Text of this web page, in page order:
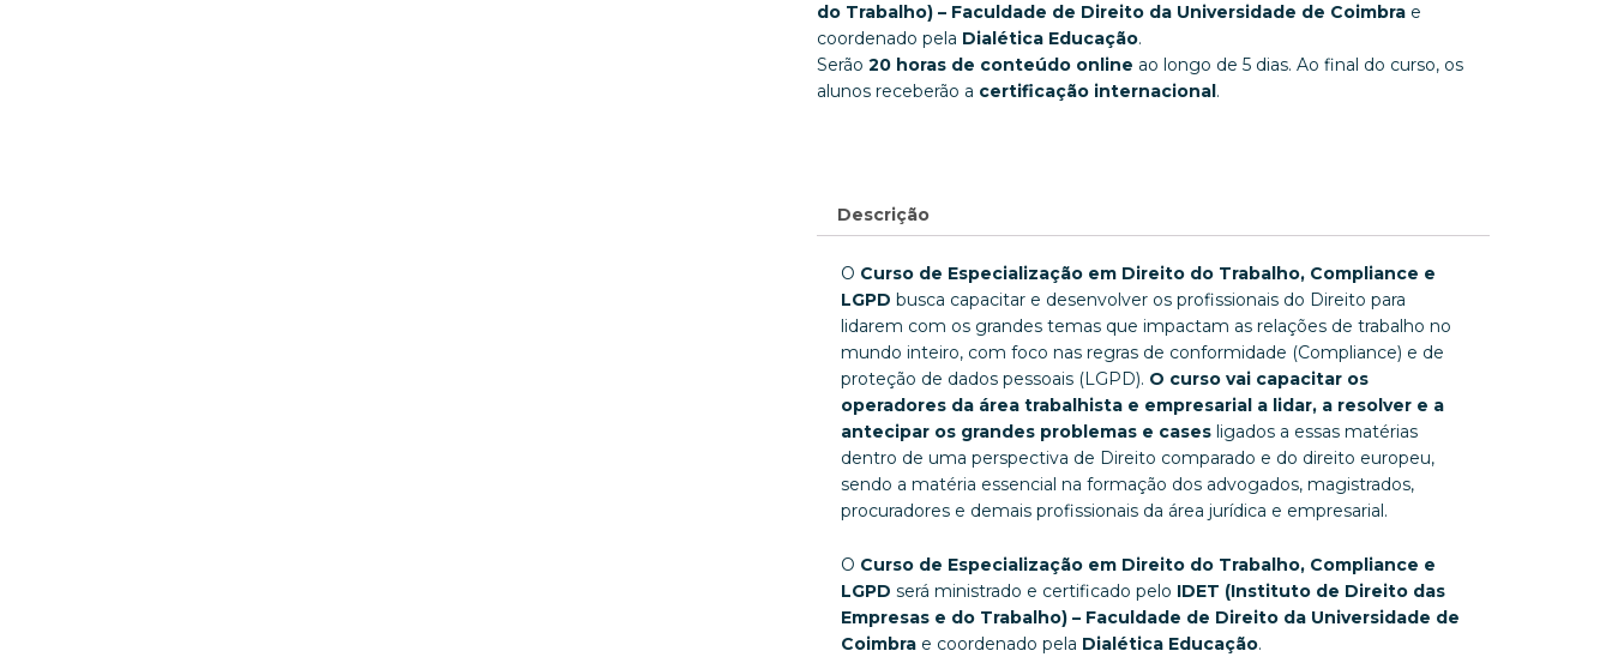
do Trabalho) – Faculdade de Direito da Universidade de Coimbra e
coordenado pela Dialética Educação.
Serão 20 horas de conteúdo online ao longo de 5 dias. Ao final do curso, os
alunos receberão a certificação internacional.
Descrição
O Curso de Especialização em Direito do Trabalho, Compliance e
LGPD busca capacitar e desenvolver os profissionais do Direito para
lidarem com os grandes temas que impactam as relações de trabalho no
mundo inteiro, com foco nas regras de conformidade (Compliance) e de
proteção de dados pessoais (LGPD). O curso vai capacitar os
operadores da área trabalhista e empresarial a lidar, a resolver e a
antecipar os grandes problemas e cases ligados a essas matérias
dentro de uma perspectiva de Direito comparado e do direito europeu,
sendo a matéria essencial na formação dos advogados, magistrados,
procuradores e demais profissionais da área jurídica e empresarial.
O Curso de Especialização em Direito do Trabalho, Compliance e
LGPD será ministrado e certificado pelo IDET (Instituto de Direito das
Empresas e do Trabalho) – Faculdade de Direito da Universidade de
Coimbra e coordenado pela Dialética Educação.